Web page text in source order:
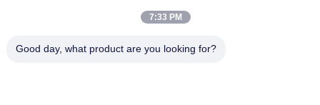
Πολιτική μυστικότητας|Χάρτης ιστότοπου
οδηγήσεων Προμηθευτής. Πνευματικά δικαιώματα © -2026
7:33 PM
Good day, what product are you looking for?